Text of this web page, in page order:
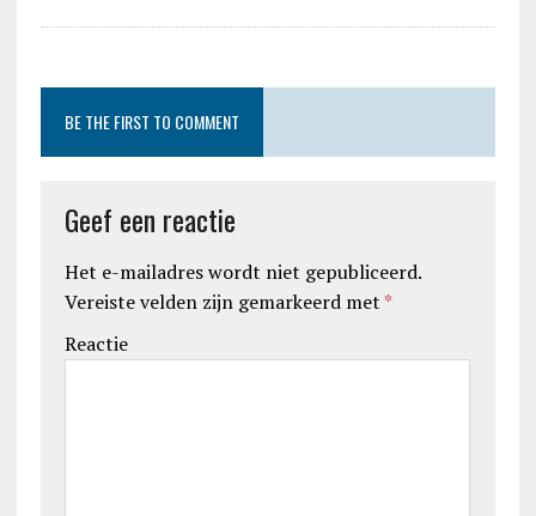
BE THE FIRST TO COMMENT
Geef een reactie
Het e-mailadres wordt niet gepubliceerd.
Vereiste velden zijn gemarkeerd met *
Reactie